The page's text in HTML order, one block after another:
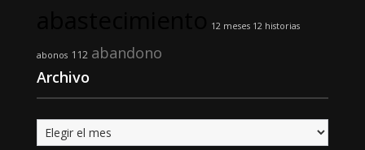
12 meses 12 historias
abonos 112 abandono
Archivo
Archivo